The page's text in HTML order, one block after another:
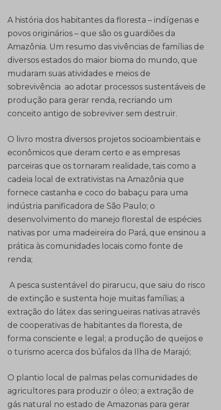
A história dos habitantes da floresta – indígenas e
povos originários – que são os guardiões da
Amazônia. Um resumo das vivências de famílias de
diversos estados do maior bioma do mundo, que
mudaram suas atividades e meios de
sobrevivência ao adotar processos sustentáveis de
produção para gerar renda, recriando um
conceito antigo de sobreviver sem destruir.
O livro mostra diversos projetos socioambientais e
econômicos que deram certo e as empresas
parceiras que os tornaram realidade, tais como a
cadeia local de extrativistas na Amazônia que
fornece castanha e coco do babaçu para uma
indústria panificadora de São Paulo; o
desenvolvimento do manejo florestal de espécies
nativas por uma madeireira do Pará, que ensinou a
prática às comunidades locais como fonte de
renda;
A pesca sustentável do pirarucu, que saiu do risco
de extinção e sustenta hoje muitas famílias; a
extração do látex das seringueiras nativas através
de cooperativas de habitantes da floresta, de
forma consciente e legal; a produção de queijos e
o turismo acerca dos búfalos da Ilha de Marajó;
O plantio local de palmas pelas comunidades de
agricultores para produzir o óleo; a extração de
gás natural no estado de Amazonas para gerar